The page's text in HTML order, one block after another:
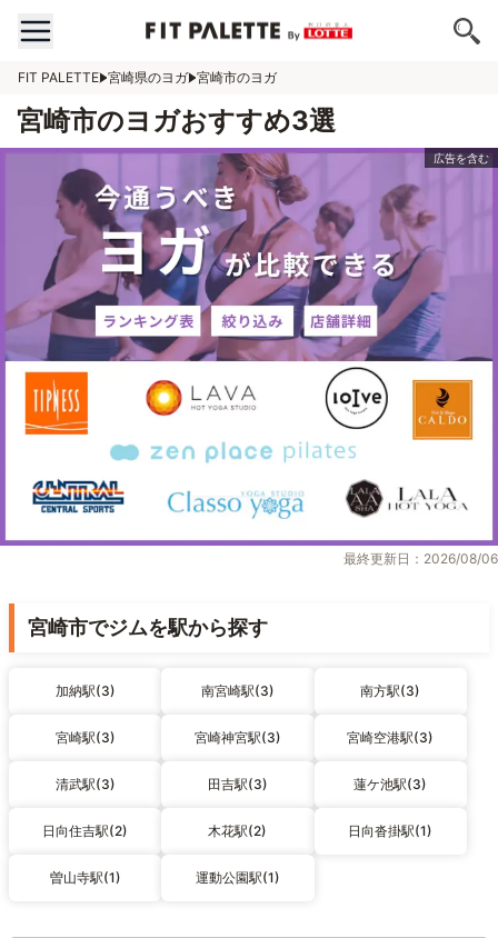
FIT PALETTE 宮崎県のヨガ 宮崎市のヨガ
宮崎市のヨガおすすめ3選
最終更新日：2026/08/06
宮崎市でジムを駅から探す
加納駅(3) 南宮崎駅(3) 南方駅(3)
宮崎駅(3) 宮崎神宮駅(3) 宮崎空港駅(3)
清武駅(3) 田吉駅(3) 蓮ケ池駅(3)
日向住吉駅(2) 木花駅(2) 日向沓掛駅(1)
曽山寺駅(1) 運動公園駅(1)